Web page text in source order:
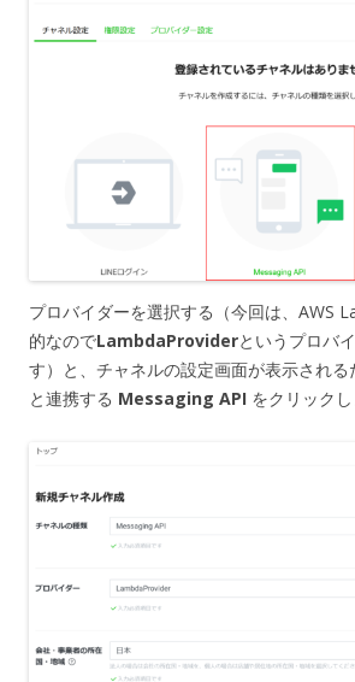
プロバイダーを選択する（今回は、AWS
的なのでLambdaProviderというプロバ
す）と、チャネルの設定画面が表示され
と連携する Messaging API をクリックし